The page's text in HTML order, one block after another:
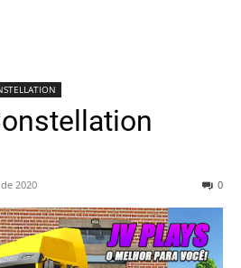
2020 0